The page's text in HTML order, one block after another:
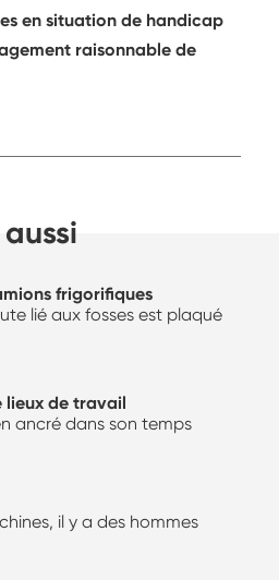
en situation de handicap
raisonnable de
frigorifiques
lié aux fosses est plaqué
lieux de travail
ancré dans son temps
il y a des hommes